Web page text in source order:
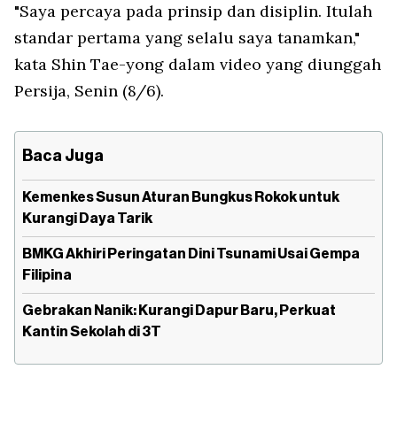
"Saya percaya pada prinsip dan disiplin. Itulah
standar pertama yang selalu saya tanamkan,"
kata Shin Tae-yong dalam video yang diunggah
Persija, Senin (8/6).
Baca Juga
Kemenkes Susun Aturan Bungkus Rokok untuk
Kurangi Daya Tarik
BMKG Akhiri Peringatan Dini Tsunami Usai Gempa
Filipina
Gebrakan Nanik: Kurangi Dapur Baru, Perkuat
Kantin Sekolah di 3T